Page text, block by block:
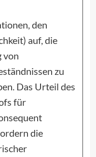
den
auf, die
von
zu
Das Urteil des
für
die